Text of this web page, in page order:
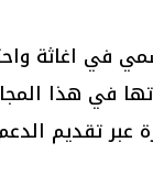
في اغاثة
في هذا
عبر تقديم